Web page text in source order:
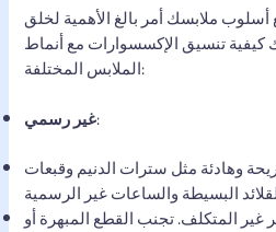
ملابسك أمر بالغ الأهمية لخلق
تنسيق الإكسسوارات مع أنماط
الملابس المختلفة:
غير رسمي:
وهادئة مثل سترات الدنيم وقبعات
المتكلف. تجنب القطع المبهرة أو